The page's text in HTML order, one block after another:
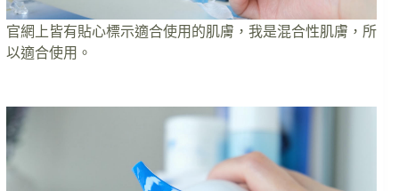
官網上皆有貼心標示適合使用的肌膚，我是混合性肌膚，所
以適合使用。